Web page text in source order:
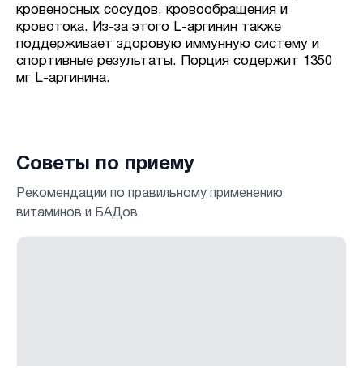
кровеносных сосудов, кровообращения и
кровотока. Из-за этого L-аргинин также
поддерживает здоровую иммунную систему и
спортивные результаты. Порция содержит 1350
мг L-аргинина.
Советы по приему
Рекомендации по правильному применению
витаминов и БАДов